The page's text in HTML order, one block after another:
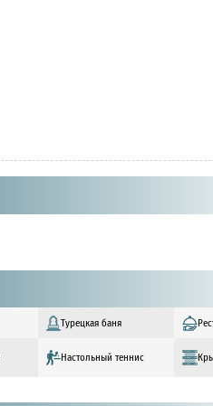
Турецкая баня
Настольный теннис